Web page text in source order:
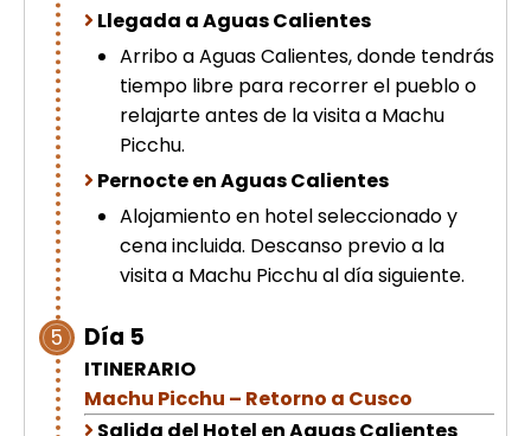
Llegada a Aguas Calientes
Arribo a Aguas Calientes, donde tendrás
tiempo libre para recorrer el pueblo o
relajarte antes de la visita a Machu
Picchu.
Pernocte en Aguas Calientes
Alojamiento en hotel seleccionado y
cena incluida. Descanso previo a la
visita a Machu Picchu al día siguiente.
5 Día 5
ITINERARIO
Machu Picchu – Retorno a Cusco